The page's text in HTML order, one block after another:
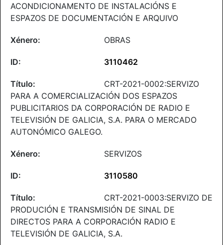
ACONDICIONAMENTO DE INSTALACIÓNS E
ESPAZOS DE DOCUMENTACIÓN E ARQUIVO
OBRAS
3110462
CRT-2021-0002:SERVIZO
PARA A COMERCIALIZACIÓN DOS ESPAZOS
PUBLICITARIOS DA CORPORACIÓN DE RADIO E
TELEVISIÓN DE GALICIA, S.A. PARA O MERCADO
AUTONÓMICO GALEGO.
SERVIZOS
3110580
CRT-2021-0003:SERVIZO DE
PRODUCIÓN E TRANSMISIÓN DE SINAL DE
DIRECTOS PARA A CORPORACIÓN RADIO E
TELEVISIÓN DE GALICIA, S.A.